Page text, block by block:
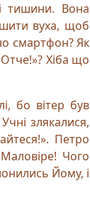
тишини. Вона
вуха, щоб
смартфон? Як
Хіба що
бо вітер був
злякалися,
Петро
Чого
Йому, і